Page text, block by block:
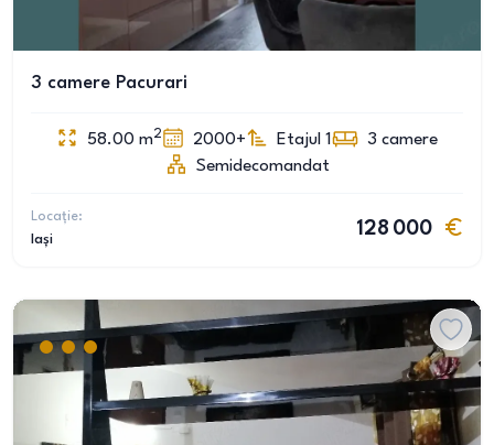
3 camere Pacurari
58.00 m2 2000+ Etajul 1 3 camere
Semidecomandat
Locație:
Iași
128 000